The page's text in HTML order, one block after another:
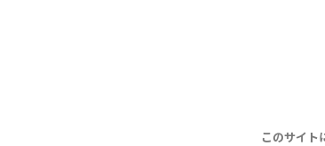
このサイト